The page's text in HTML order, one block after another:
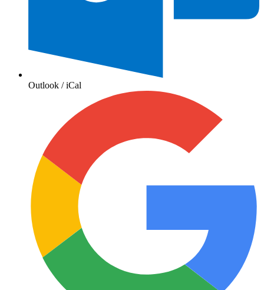
Outlook / iCal